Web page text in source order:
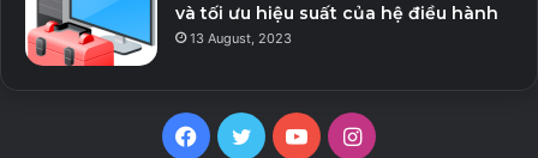
và tối ưu hiệu suất của hệ điều hành
13 August, 2023
Facebook
TwitterYouTubeInstagram